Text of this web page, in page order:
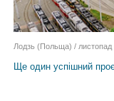
Ще один успішний
Лодзь (Польща) / листопад